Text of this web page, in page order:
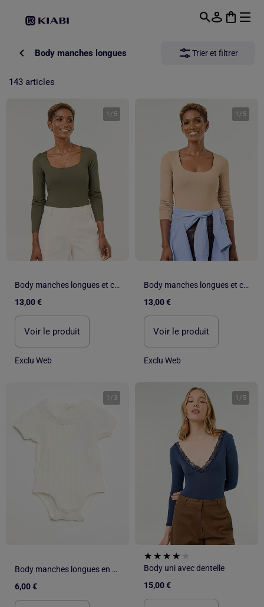
Body manches longues Trier et filtrer
143 articles
1 / 5
Body manches longues et col rond
13,00 €
Voir le produit
Exclu Web
1 / 5
Body manches longues et col rond
13,00 €
Voir le produit
Exclu Web
1 / 3
Body manches longues en maille côtelée col fantaisie
6,00 €
1 / 5
Body uni avec dentelle
15,00 €